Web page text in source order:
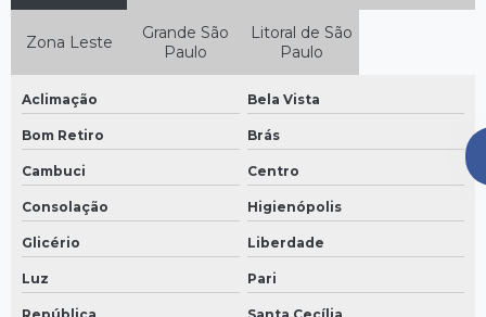
Zona Leste
Grande São
Paulo
Litoral de São
Paulo
Aclimação Bela Vista
Bom Retiro Brás
Cambuci Centro
Consolação Higienópolis
Glicério Liberdade
Luz Pari